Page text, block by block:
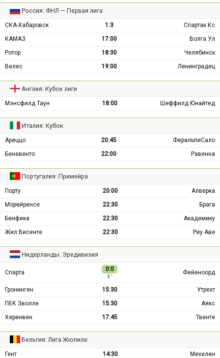
Россия: ФНЛ — Первая лига
СКА-Хабаровск 1:3
Спартак Кс
КАМАЗ
17:00
Волга Ул
Ротор
18:30
Челябинск
Велес
19:00 Ленинградец
Англия: Кубок лиги
Мэнсфилд Таун 18:00 Шеффилд Юнайтед
Италия: Кубок
Ареццо 20:45
ФеральпиСало
Беневенто
22:00 Равенна
Португалия: Примейра
Порту 20:00
Алверка
Морейренсе
22:30
Брага
Бенфика
22:30
Академику
Жил Висенте
22:30 Риу Аве
Нидерланды: Эредивизия
Спарта 0:0
3 ′
Фейеноорд
Гронинген 15:30
Утрехт
ПЕК Зволле
15:30
Аякс
Херенвен
17:45 Твенте
Бельгия: Лига Жюпиле
Гент 14:30
Мехелен